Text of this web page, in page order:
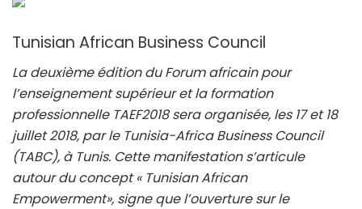
Tunisian African Business Council
La deuxième édition du Forum africain pour
l’enseignement supérieur et la formation
professionnelle TAEF2018 sera organisée, les 17 et 18
juillet 2018, par le Tunisia-Africa Business Council
(TABC), à Tunis. Cette manifestation s’articule
autour du concept « Tunisian African
Empowerment», signe que l’ouverture sur le